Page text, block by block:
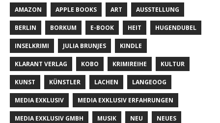
AMAZON APPLE BOOKS ART AUSSTELLUNG
BERLIN BORKUM E-BOOK HEIT HUGENDUBEL
INSELKRIMI JULIA BRUNJES KINDLE
KLARANT VERLAG KOBO KRIMIREIHE KULTUR
KUNST KÜNSTLER LACHEN LANGEOOG
MEDIA EXKLUSIV MEDIA EXKLUSIV ERFAHRUNGEN
MEDIA EXKLUSIV GMBH MUSIK NEU NEUES